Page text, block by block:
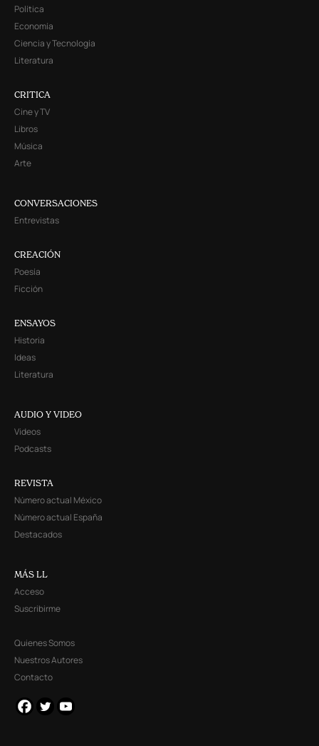
Política
Economía
Ciencia y Tecnología
Literatura
CRITICA
Cine y TV
Libros
Música
Arte
CONVERSACIONES
Entrevistas
CREACIÓN
Poesía
Ficción
ENSAYOS
Historia
Ideas
Literatura
AUDIO Y VIDEO
Videos
Podcasts
REVISTA
Número actual México
Número actual España
Destacados
MÁS LL
Acceso
Suscribirme
Quienes Somos
Nuestros Autores
Contacto